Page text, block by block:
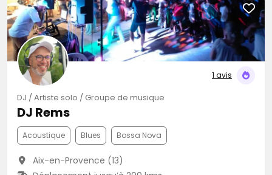
1 avis
DJ / Artiste solo / Groupe de musique
DJ Rems
Acoustique Blues Bossa Nova
Aix-en-Provence (13)